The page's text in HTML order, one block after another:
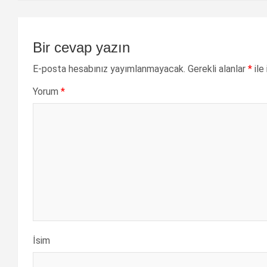
Bir cevap yazın
E-posta hesabınız yayımlanmayacak. Gerekli alanlar * ile
Yorum *
İsim